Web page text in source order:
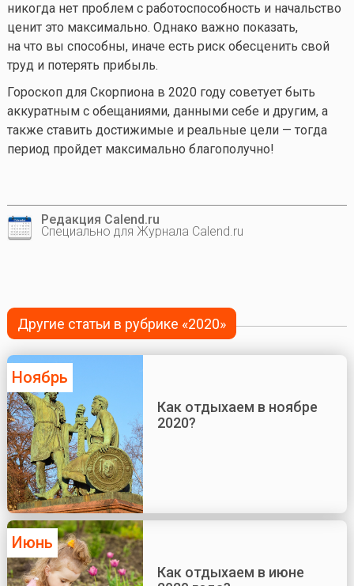
никогда нет проблем с работоспособность и начальство
ценит это максимально. Однако важно показать,
на что вы способны, иначе есть риск обесценить свой
труд и потерять прибыль.
Гороскоп для Скорпиона в 2020 году советует быть
аккуратным с обещаниями, данными себе и другим, а
также ставить достижимые и реальные цели — тогда
период пройдет максимально благополучно!
Редакция Calend.ru
Специально для Журнала Calend.ru
Другие статьи в рубрике «2020»
Ноябрь
Как отдыхаем в ноябре
2020?
Июнь
Как отдыхаем в июне